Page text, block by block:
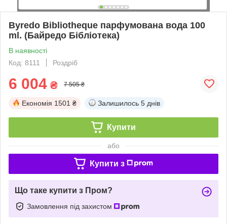
Byredo Bibliotheque парфумована вода 100
ml. (Байредо Бібліотека)
В наявності
Код: 8111
Роздріб
6 004 ₴ 7 505 ₴
Економія 1501 ₴ Залишилось 5 днів
Купити
або
Купити з
Що таке купити з Пром?
Замовлення під захистом